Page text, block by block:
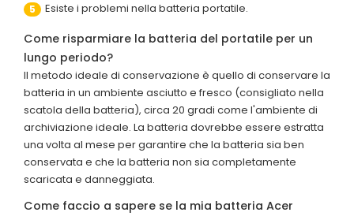
5 Esiste i problemi nella batteria portatile.
Come risparmiare la batteria del portatile per un
lungo periodo?
Il metodo ideale di conservazione è quello di conservare la
batteria in un ambiente asciutto e fresco (consigliato nella
scatola della batteria), circa 20 gradi come l'ambiente di
archiviazione ideale. La batteria dovrebbe essere estratta
una volta al mese per garantire che la batteria sia ben
conservata e che la batteria non sia completamente
scaricata e danneggiata.
Come faccio a sapere se la mia batteria Acer